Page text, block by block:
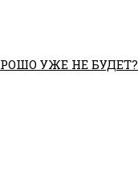
УЖЕ НЕ БУДЕТ?